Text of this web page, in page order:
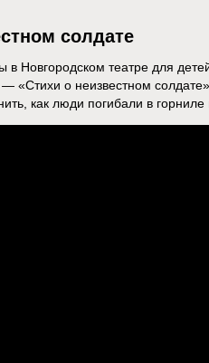
солдате
в Новгородском театре для
«Стихи о неизвестном
как люди погибали в